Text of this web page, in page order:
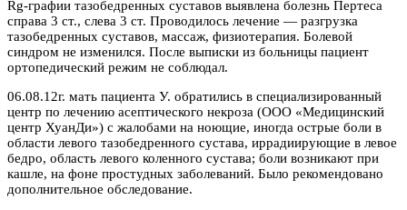
Rg-графии тазобедренных суставов выявлена болезнь Пертеса
справа 3 ст., слева 3 ст. Проводилось лечение — разгрузка
тазобедренных суставов, массаж, физиотерапия. Болевой
синдром не изменился. После выписки из больницы пациент
ортопедический режим не соблюдал.
06.08.12г. мать пациента У. обратились в специализированный
центр по лечению асептического некроза (ООО «Медицинский
центр ХуанДи») с жалобами на ноющие, иногда острые боли в
области левого тазобедренного сустава, иррадиирующие в левое
бедро, область левого коленного сустава; боли возникают при
кашле, на фоне простудных заболеваний. Было рекомендовано
дополнительное обследование.